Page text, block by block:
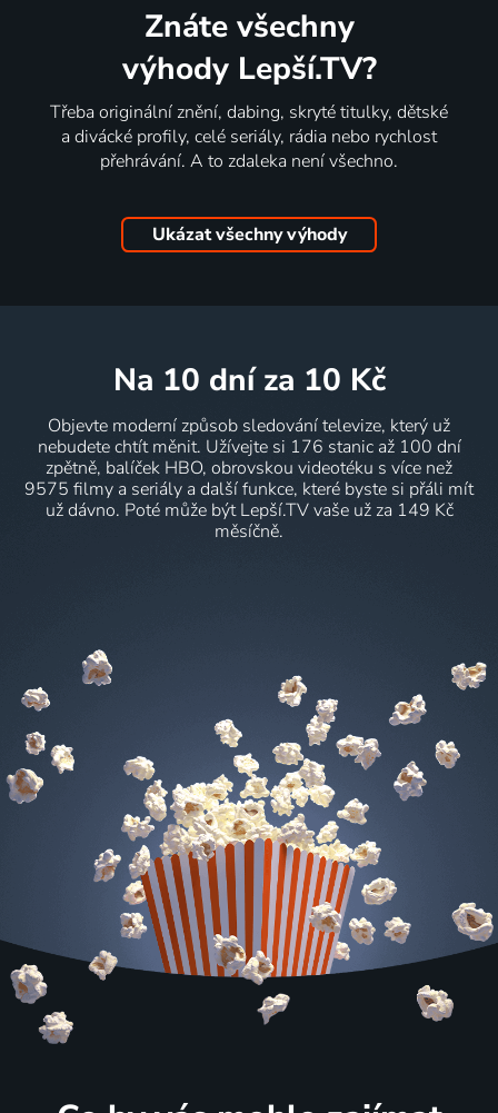
Znáte všechny
výhody Lepší.TV?
Třeba originální znění, dabing, skryté titulky, dětské
a divácké profily, celé seriály, rádia nebo rychlost
přehrávání. A to zdaleka není všechno.
Ukázat všechny výhody
na 10 dní za 10 Kč
Objevte moderní způsob sledování televize, který už
nebudete chtít měnit. Užívejte si 176 stanic až 100 dní
zpětně, balíček HBO, obrovskou videotéku s více než
9575 filmy a seriály a další funkce, které byste si přáli mít
už dávno. Poté může být Lepší.TV vaše už za 149 Kč
měsíčně.